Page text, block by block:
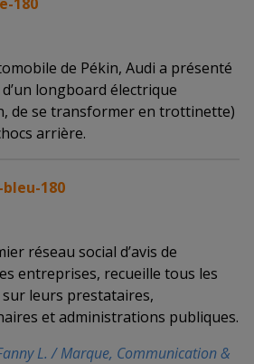
de Pékin, Audi a présenté
longboard électrique
de se transformer en trottinette)
arrière.
réseau social d’avis de
entreprises, recueille tous les
leurs prestataires,
et administrations publiques.
L. / Marque, Communication &